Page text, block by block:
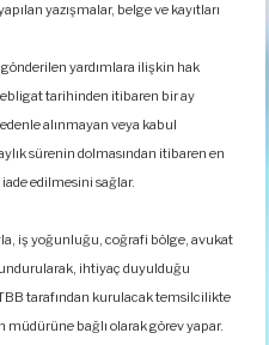
yazışmalar, belge ve kayıtları
yardımlara ilişkin hak
tarihinden itibaren bir ay
alınmayan veya kabul
sürenin dolmasından itibaren en
edilmesini sağlar.
iş yoğunluğu, coğrafi bölge, avukat
ihtiyaç duyulduğu
tarafından kurulacak temsilcilikte
müdürüne bağlı olarak görev yapar.